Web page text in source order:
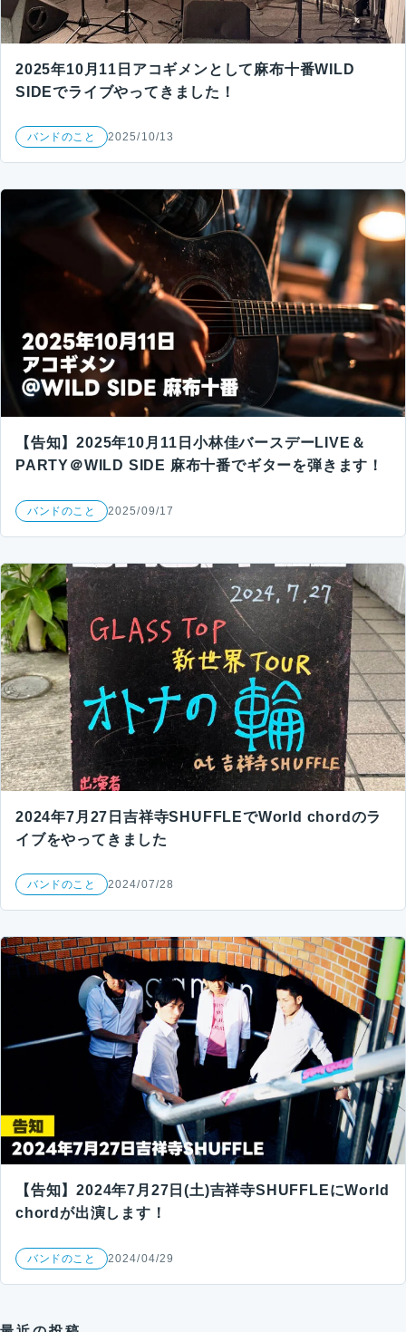
2025年10月11日アコギメンとして麻布十番WILD
SIDEでライブやってきました！
バンドのこと 2025/10/13
【告知】2025年10月11日小林佳バースデーLIVE＆
PARTY＠WILD SIDE 麻布十番でギターを弾きます！
バンドのこと 2025/09/17
2024年7月27日吉祥寺SHUFFLEでWorld chordのラ
イブをやってきました
バンドのこと 2024/07/28
【告知】2024年7月27日(土)吉祥寺SHUFFLEにWorld
chordが出演します！
バンドのこと 2024/04/29